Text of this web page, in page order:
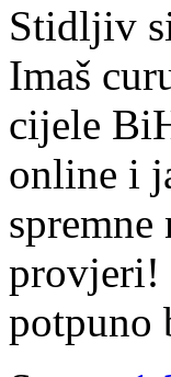
Stidljiv
Imaš
cijele
online i
provjeri!
potpuno